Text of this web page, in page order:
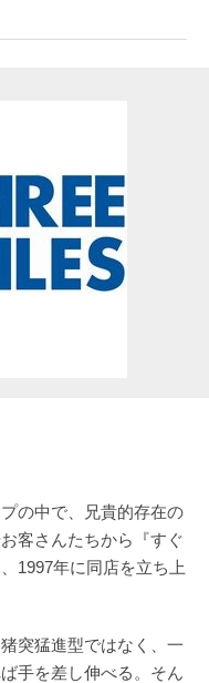
の中で、兄貴的存在の
客さんたちから『すぐ
1997年に同店を立ち上
突猛進型ではなく、一
手を差し伸べる。そん